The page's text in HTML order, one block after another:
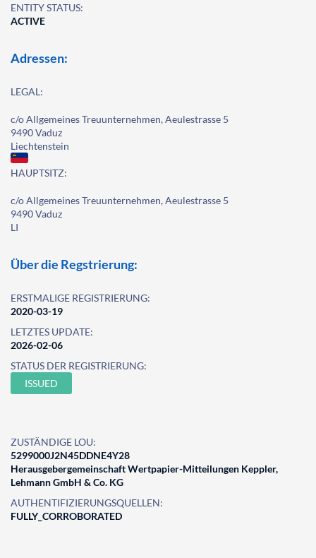
ENTITY STATUS:
ACTIVE
Adressen:
LEGAL:
c/o Allgemeines Treuunternehmen, Aeulestrasse 5
9490 Vaduz
Liechtenstein
HAUPTSITZ:
c/o Allgemeines Treuunternehmen, Aeulestrasse 5
9490 Vaduz
LI
Über die Regstrierung:
ERSTMALIGE REGISTRIERUNG:
2020-03-19
LETZTES UPDATE:
2026-02-06
STATUS DER REGISTRIERUNG:
ISSUED
ZUSTÄNDIGE LOU:
5299000J2N45DDNE4Y28
Herausgebergemeinschaft Wertpapier-Mitteilungen Keppler,
Lehmann GmbH & Co. KG
AUTHENTIFIZIERUNGSQUELLEN:
FULLY_CORROBORATED